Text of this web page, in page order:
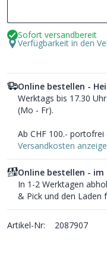
Sofort versandbereit
Verfügbarkeit in den
Online bestellen -
Werktags bis 17.30
(Mo - Fr).
Ab CHF 100.-
Versandkosten
Online bestellen - im
In 1-2 Werktagen
& Pick und den Laden
Artikel-Nr: 2087907